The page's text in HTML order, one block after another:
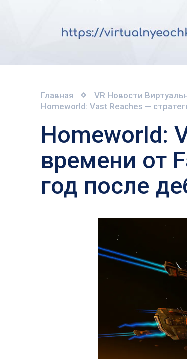
Главная VR Новости
Homeworld: Vast Reaches —
Homeworld:
времени от
год после